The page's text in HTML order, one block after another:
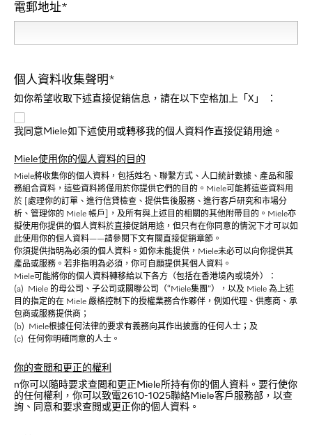
電郵地址*
個人資料收集聲明*
如你希望收取下述直接促銷信息，請在以下空格加上「X」 ：
我同意Miele如下述使用或轉移我的個人資料作直接促銷用途。
Miele使用你的個人資料的目 的
Miele將收集你的個人資料，包括姓名、聯繫方式、人口統計數據、產品和服
務組合資料，這些資料將僅用於你提供它們的目的。Miele可能將這些資料用
於 [處理你的訂單、進行信貸檢查、提供售後服務、進行客戶研究和市場分
析、管理你的 Miele 帳戶]，及所有與上述目的相關的其他附帶目的。Miele亦
擬使用你提供的個人資料於直接促銷用途，但只有在你同意的情況下才可以如
此使用你的個人資料——請參閱下文有關直接促銷章節。
你須提供指明為必須的個人資料。如你未能提供，Miele未必可以向你提供其
產品或服務。若非指明為必須，你可自願提供其個人資料。
Miele可能將你的個人資料轉移給以下各方（包括在香港境內或境外）：
(a) Miele 的母公司、子公司或關聯公司（“Miele集團”），以及 Miele 為上述
目的指定的在 Miele 嚴格控制下的授權業務合作夥伴，例如代理、供應商、承
包商或服務提供商；
(b) Miele根據任何法律的要求有義務向其作出披露的任何人士；及
(c) 任何你明確同意的人士。
你的查閲和更正的權利
n你可以隨時要求查閲和更正Miele所持有你的個人資料。要行使你
的任何權利，你可以致電2610-1025聯絡Miele客戶服務部，以查
詢、同意和要求查閲或更正你的個人資料。